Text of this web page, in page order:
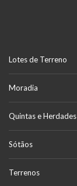
Lotes de Terreno
Moradia
Quintas e Herdades
Sótãos
Terrenos